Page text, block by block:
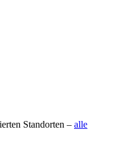
Standorten – alle